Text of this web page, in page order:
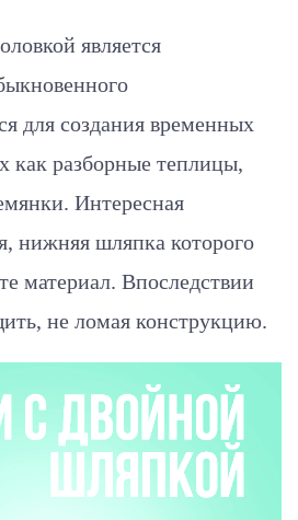
является
для создания временных
как разборные теплицы,
Интересная
нижняя шляпка которого
материал. Впоследствии
не ломая конструкцию.